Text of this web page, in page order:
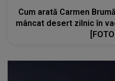
Cum arată Carmen
mâncat desert zilnic în
[FOTO]